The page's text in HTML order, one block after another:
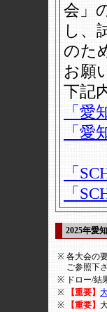
会」
し、
のた
お願
下記
「
「
「
「
2025年愛
※ 各大会の
ご参照下さ
※ ドロー/
※
【重要】
※
【重要】